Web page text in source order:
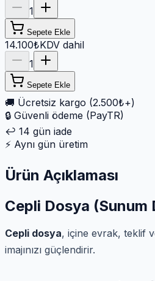
1
Sepete Ekle
14.100₺KDV dahil
1
Sepete Ekle
🚚 Ücretsiz kargo (2.500₺+)
🔒 Güvenli ödeme (PayTR)
↩️ 14 gün iade
⚡ Aynı gün üretim
Ürün Açıklaması
Cepli Dosya (Sunum
Cepli dosya, içine evrak, teklif
imajınızı güçlendirir.